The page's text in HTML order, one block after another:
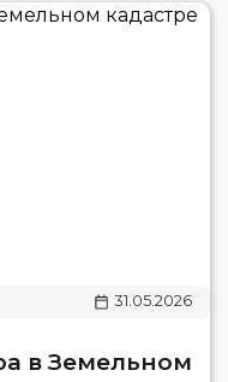
31.05.2026
в Земельном